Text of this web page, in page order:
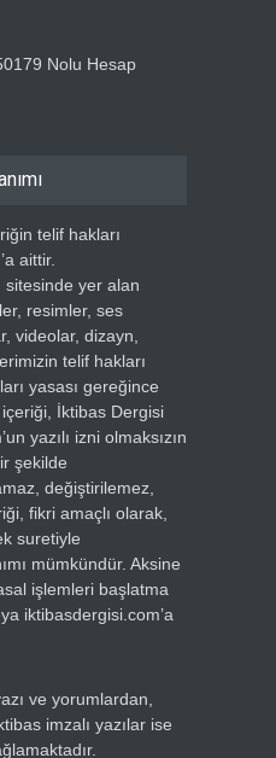
Nolu Hesap
telif hakları
aittir.
sitesinde yer alan
resimler, ses
videolar, dizayn,
telif hakları
yasası gereğince
içeriği, İktibas Dergisi
yazılı izni olmaksızın
şekilde
değiştirilemez,
fikri amaçlı olarak,
suretiyle
mümkündür. Aksine
işlemleri başlatma
iktibasdergisi.com’a
ve yorumlardan,
imzalı yazılar ise